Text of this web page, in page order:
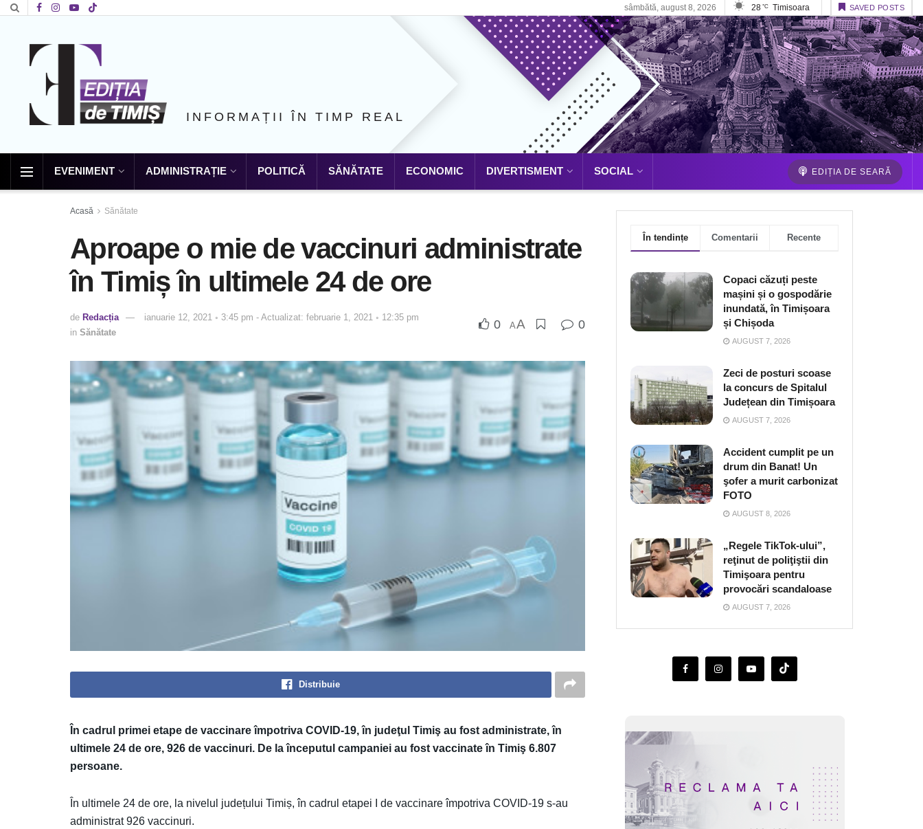
sâmbătă, august 8, 2026 28 °C Timisoara SAVED POSTS
INFORMAȚII ÎN TIMP REAL
EVENIMENT ADMINISTRAȚIE POLITICĂ SĂNĂTATE ECONOMIC DIVERTISMENT SOCIAL EDIȚIA DE SEARĂ
Acasă Sănătate
Aproape o mie de vaccinuri administrate
în Timiș în ultimele 24 de ore
de Redacția
ianuarie 12, 2021 ◦ 3:45 pm - Actualizat: februarie 1, 2021 ◦ 12:35 pm
in Sănătate
0 AA 0
Distribuie
În cadrul primei etape de vaccinare împotriva COVID-19, în judeţul Timiş au fost administrate, în
ultimele 24 de ore, 926 de vaccinuri. De la începutul campaniei au fost vaccinate în Timiş 6.807
persoane.
În ultimele 24 de ore, la nivelul județului Timiș, în cadrul etapei I de vaccinare împotriva COVID-19 s-au
administrat 926 vaccinuri.
În tendințe Comentarii Recente
Copaci căzuți peste
mașini și o gospodărie
inundată, în Timișoara
și Chișoda
AUGUST 7, 2026
Zeci de posturi scoase
la concurs de Spitalul
Județean din Timișoara
AUGUST 7, 2026
Accident cumplit pe un
drum din Banat! Un
şofer a murit carbonizat
FOTO
AUGUST 8, 2026
„Regele TikTok-ului”,
reţinut de poliţiştii din
Timişoara pentru
provocări scandaloase
AUGUST 7, 2026